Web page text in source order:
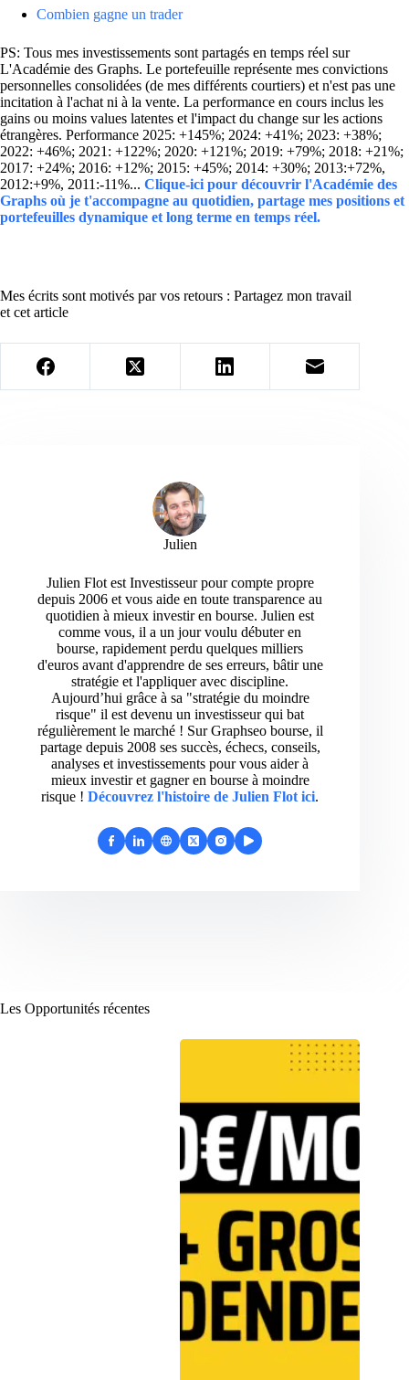
Combien gagne un trader
PS: Tous mes investissements sont partagés en temps réel sur
L'Académie des Graphs. Le portefeuille représente mes convictions
personnelles consolidées (de mes différents courtiers) et n'est pas une
incitation à l'achat ni à la vente. La performance en cours inclus les
gains ou moins values latentes et l'impact du change sur les actions
étrangères. Performance 2025: +145%; 2024: +41%; 2023: +38%;
2022: +46%; 2021: +122%; 2020: +121%; 2019: +79%; 2018: +21%;
2017: +24%; 2016: +12%; 2015: +45%; 2014: +30%; 2013:+72%,
2012:+9%, 2011:-11%... Clique-ici pour découvrir l'Académie des
Graphs où je t'accompagne au quotidien, partage mes positions et
portefeuilles dynamique et long terme en temps réel.
Mes écrits sont motivés par vos retours : Partagez mon travail
et cet article
Julien
Julien Flot est Investisseur pour compte propre
depuis 2006 et vous aide en toute transparence au
quotidien à mieux investir en bourse. Julien est
comme vous, il a un jour voulu débuter en
bourse, rapidement perdu quelques milliers
d'euros avant d'apprendre de ses erreurs, bâtir une
stratégie et l'appliquer avec discipline.
Aujourd’hui grâce à sa "stratégie du moindre
risque" il est devenu un investisseur qui bat
régulièrement le marché ! Sur Graphseo bourse, il
partage depuis 2008 ses succès, échecs, conseils,
analyses et investissements pour vous aider à
mieux investir et gagner en bourse à moindre
risque ! Découvrez l'histoire de Julien Flot ici.
Les Opportunités récentes